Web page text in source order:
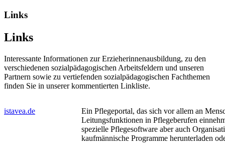
Links
Links
Interessante Informationen zur Erzieherinnenausbildung, zu den
verschiedenen sozialpädagogischen Arbeitsfeldern und unseren
Partnern sowie zu vertiefenden sozialpädagogischen Fachthemen
finden Sie in unserer kommentierten Linkliste.
istavea.de
Ein Pflegeportal, das sich vor allem an
Leitungsfunktionen in Pflegeberufen
spezielle Pflegesoftware aber auch
kaufmännische Programme herunterladen